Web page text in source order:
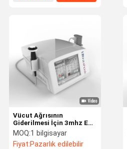
Vücut Ağrısının
Giderilmesi İçin 3mhz ED
Fizyoterapi Ultrason
Makinesi
MOQ:1 bilgisayar
Fiyat:Pazarlık edilebilir